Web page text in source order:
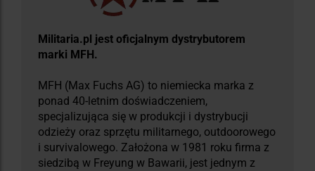
Militaria.pl jest oficjalnym dystrybutorem
marki MFH.
MFH (Max Fuchs AG) to niemiecka marka z
ponad 40-letnim doświadczeniem,
specjalizująca się w produkcji i dystrybucji
odzieży oraz sprzętu militarnego, outdoorowego
i survivalowego. Założona w 1981 roku firma z
siedzibą w Freyung w Bawarii, jest jednym z